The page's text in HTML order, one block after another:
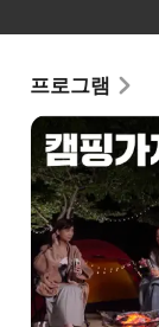
프로그램
캠핑가자